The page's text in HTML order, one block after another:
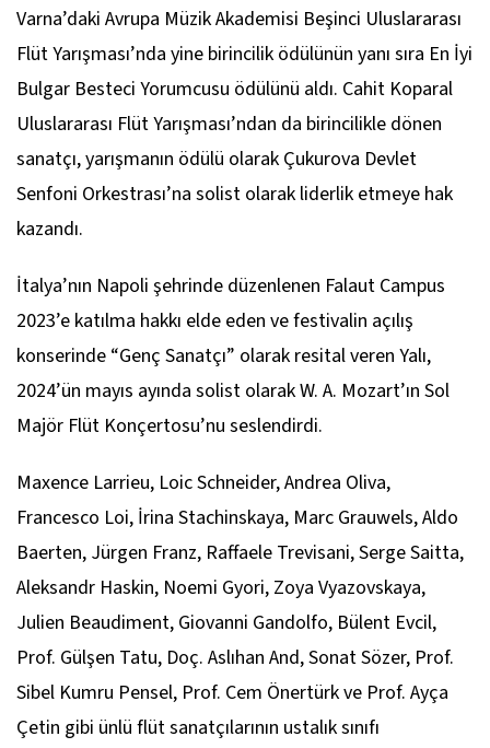
Varna’daki Avrupa Müzik Akademisi Beşinci Uluslararası
Flüt Yarışması’nda yine birincilik ödülünün yanı sıra En İyi
Bulgar Besteci Yorumcusu ödülünü aldı. Cahit Koparal
Uluslararası Flüt Yarışması’ndan da birincilikle dönen
sanatçı, yarışmanın ödülü olarak Çukurova Devlet
Senfoni Orkestrası’na solist olarak liderlik etmeye hak
kazandı.
İtalya’nın Napoli şehrinde düzenlenen Falaut Campus
2023’e katılma hakkı elde eden ve festivalin açılış
konserinde “Genç Sanatçı” olarak resital veren Yalı,
2024’ün mayıs ayında solist olarak W. A. Mozart’ın Sol
Majör Flüt Konçertosu’nu seslendirdi.
Maxence Larrieu, Loic Schneider, Andrea Oliva,
Francesco Loi, İrina Stachinskaya, Marc Grauwels, Aldo
Baerten, Jürgen Franz, Raffaele Trevisani, Serge Saitta,
Aleksandr Haskin, Noemi Gyori, Zoya Vyazovskaya,
Julien Beaudiment, Giovanni Gandolfo, Bülent Evcil,
Prof. Gülşen Tatu, Doç. Aslıhan And, Sonat Sözer, Prof.
Sibel Kumru Pensel, Prof. Cem Önertürk ve Prof. Ayça
Çetin gibi ünlü flüt sanatçılarının ustalık sınıfı